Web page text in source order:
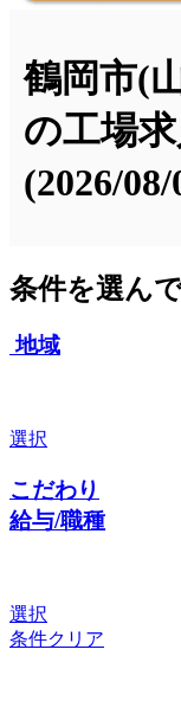
鶴岡市(
の工場
(2026/
条件を選ん
地域
選択
こだわり
給与/職種
選択
条件クリア